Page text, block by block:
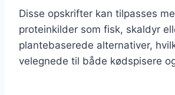
Disse opskrifter kan tilpasses
proteinkilder som fisk, skaldyr
plantebaserede alternativer,
velegnede til både kødspisere